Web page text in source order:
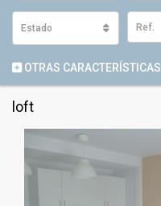
Estado
OTRAS CARACTERÍSTICAS
loft